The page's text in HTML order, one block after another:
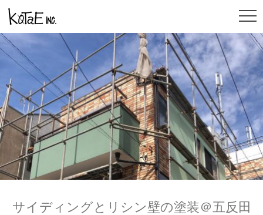
サイディングとリシン壁の塗装＠五反田